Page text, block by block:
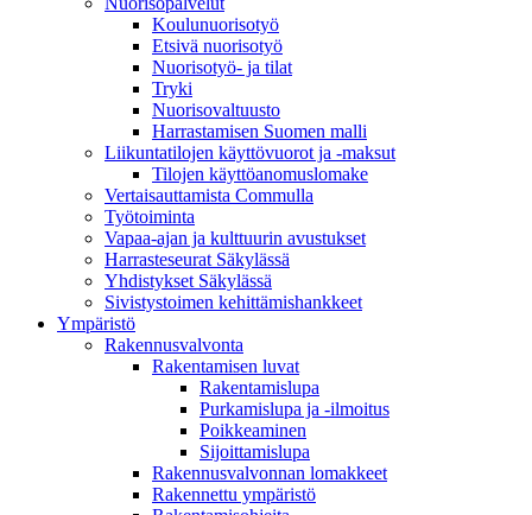
Koulunuorisotyö
Etsivä nuorisotyö
Nuorisotyö- ja tilat
Tryki
Nuorisovaltuusto
Harrastamisen Suomen malli
Liikuntatilojen käyttövuorot ja -maksut
Tilojen käyttöanomuslomake
Vertaisauttamista Commulla
Työtoiminta
Vapaa-ajan ja kulttuurin avustukset
Harrasteseurat Säkylässä
Yhdistykset Säkylässä
Sivistystoimen kehittämishankkeet
Ympä­ristö
Rakennusvalvonta
Rakentamisen luvat
Rakentamislupa
Purkamislupa ja -ilmoitus
Poikkeaminen
Sijoittamislupa
Rakennusvalvonnan lomakkeet
Rakennettu ympäristö